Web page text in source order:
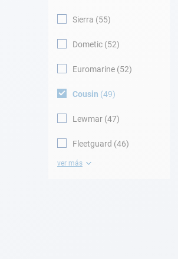
Sierra 55
Dometic 52
Euromarine 52
Cousin 49
Lewmar 47
Fleetguard 46
ver más